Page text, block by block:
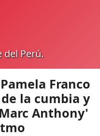
del Perú.
Franco
la cumbia y
Anthony'